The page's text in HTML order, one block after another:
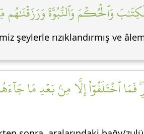
وَٱلۡحُكۡمَ وَٱلنُّبُوَّةَ
rızıklandırmış ve
ٱخۡتَلَفُوٓاْ إِلَّا مِنۢ بَعۡدِ مَا